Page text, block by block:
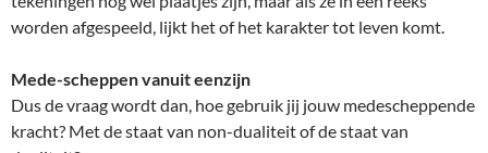
worden afgespeeld, lijkt het of het karakter tot leven komt.
Mede-scheppen vanuit eenzijn
Dus de vraag wordt dan, hoe gebruik jij jouw medescheppende
kracht? Met de staat van non-dualiteit of de staat van